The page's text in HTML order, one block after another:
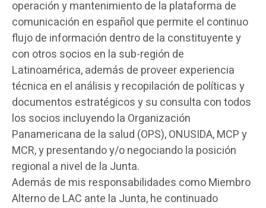
operación y mantenimiento de la plataforma de
comunicación en español que permite el continuo
flujo de información dentro de la constituyente y
con otros socios en la sub-región de
Latinoamérica, además de proveer experiencia
técnica en el análisis y recopilación de políticas y
documentos estratégicos y su consulta con todos
los socios incluyendo la Organización
Panamericana de la salud (OPS), ONUSIDA, MCP y
MCR, y presentando y/o negociando la posición
regional a nivel de la Junta.
Además de mis responsabilidades como Miembro
Alterno de LAC ante la Junta, he continuado